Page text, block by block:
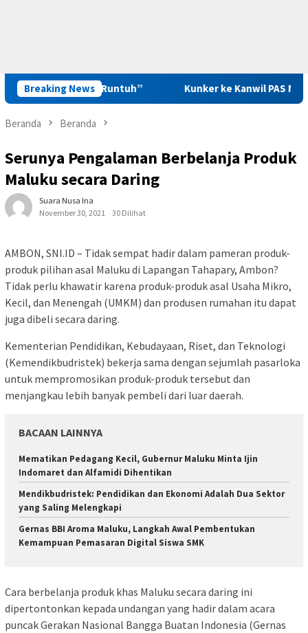
Breaking News
yang Runtuh” Kunker ke Kanwil PAS Maluku,
Beranda Beranda
Serunya Pengalaman Berbelanja Produk
Maluku secara Daring
Suara Nusa Ina
November 30, 2021
30 Dilihat
AMBON, SNI.ID – Tidak sempat hadir dalam pameran produk-
produk pilihan asal Maluku di Lapangan Tahapary, Ambon?
Tidak perlu khawatir karena produk-produk asal Usaha Mikro,
Kecil, dan Menengah (UMKM) dan produsen rumahan itu dapat
juga dibeli secara daring.
Kementerian Pendidikan, Kebudayaan, Riset, dan Teknologi
(Kemendikbudristek) bekerja sama dengan sejumlah pasarloka
untuk mempromosikan produk-produk tersebut dan
menjangkau lebih banyak pembeli dari luar daerah.
BACAAN LAINNYA
Mematikan Pedagang Kecil, Gubernur Maluku Minta Ijin
Indomaret dan Alfamidi Dihentikan
Mendikbudristek: Pendidikan dan Ekonomi Adalah Dua Sektor
yang Saling Melengkapi
Gernas BBI Aroma Maluku, Langkah Awal Pembentukan
Kemampuan Pemasaran Digital Siswa SMK
Cara berbelanja produk khas Maluku secara daring ini
dipertontonkan kepada undangan yang hadir dalam acara
puncak Gerakan Nasional Bangga Buatan Indonesia (Gernas